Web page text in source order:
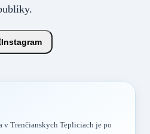
Instagram
v Trenčianskych Tepliciach je po